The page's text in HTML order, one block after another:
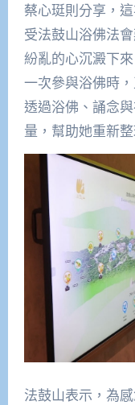
蔡心珽則分享，
受法鼓山浴佛法
紛亂的心沉澱下
一次參與浴佛時
透過浴佛、誦念
量，幫助她重新
法鼓山表示，為